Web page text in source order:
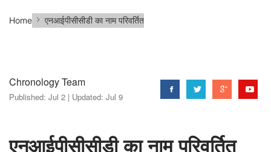
एनआईपीसीसीडी
काHome एनआईपीसीसीडी का नाम परिवर्तित
Chronology Team
Published: Jul 2 | Updated: Jul 9
एनआईपीसीसीडी का नाम परिवर्तित